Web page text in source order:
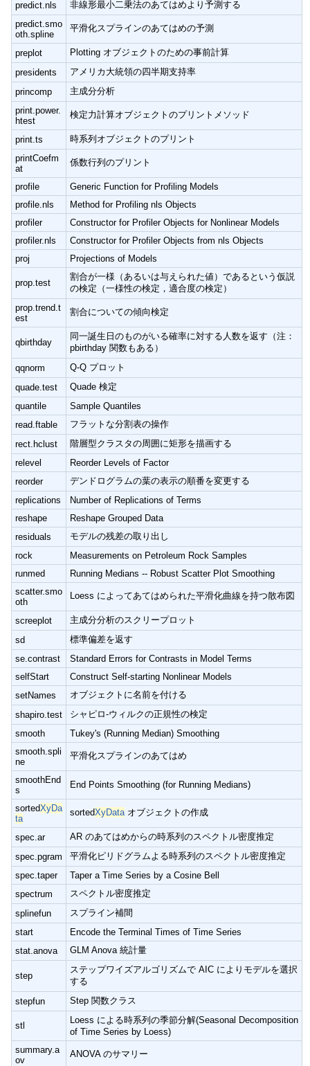
predict.nls
非線形最小二乗法のあてはめより予測する
predict.smo
oth.spline
平滑化スプラインのあてはめの予測
preplot
Plotting オブジェクトのための事前計算
presidents
アメリカ大統領の四半期支持率
princomp
主成分分析
print.power.
htest
検定力計算オブジェクトのプリントメソッド
print.ts
時系列オブジェクトのプリント
printCoefm
at
係数行列のプリント
profile
Generic Function for Profiling Models
profile.nls
Method for Profiling nls Objects
profiler
Constructor for Profiler Objects for Nonlinear Models
profiler.nls
Constructor for Profiler Objects from nls Objects
proj
Projections of Models
prop.test
割合が一様（あるいは与えられた値）であるという仮説
の検定（一様性の検定，適合度の検定）
prop.trend.t
est
割合についての傾向検定
qbirthday
同一誕生日のものがいる確率に対する人数を返す（注：
pbirthday 関数もある）
qqnorm
Q-Q プロット
quade.test
Quade 検定
quantile
Sample Quantiles
read.ftable
フラットな分割表の操作
rect.hclust
階層型クラスタの周囲に矩形を描画する
relevel
Reorder Levels of Factor
reorder
デンドログラムの葉の表示の順番を変更する
replications
Number of Replications of Terms
reshape
Reshape Grouped Data
residuals
モデルの残差の取り出し
rock
Measurements on Petroleum Rock Samples
runmed
Running Medians -- Robust Scatter Plot Smoothing
scatter.smo
oth
Loess によってあてはめられた平滑化曲線を持つ散布図
screeplot
主成分分析のスクリープロット
sd
標準偏差を返す
se.contrast
Standard Errors for Contrasts in Model Terms
selfStart
Construct Self-starting Nonlinear Models
setNames
オブジェクトに名前を付ける
shapiro.test
シャピロ-ウィルクの正規性の検定
smooth
Tukey's (Running Median) Smoothing
smooth.spli
ne
平滑化スプラインのあてはめ
smoothEnd
s
End Points Smoothing (for Running Medians)
sortedXyDa
ta
sortedXyData オブジェクトの作成
spec.ar
AR のあてはめからの時系列のスペクトル密度推定
spec.pgram
平滑化ピリドグラムよる時系列のスペクトル密度推定
spec.taper
Taper a Time Series by a Cosine Bell
spectrum
スペクトル密度推定
splinefun
スプライン補間
start
Encode the Terminal Times of Time Series
stat.anova
GLM Anova 統計量
step
ステップワイズアルゴリズムで AIC によりモデルを選択
する
stepfun
Step 関数クラス
stl
Loess による時系列の季節分解(Seasonal Decomposition
of Time Series by Loess)
summary.a
ov
ANOVA のサマリー